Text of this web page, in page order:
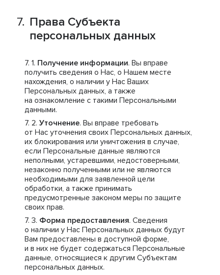
Права Субъекта
персональных данных
Получение информации. Вы вправе
получить сведения о Нас, о Нашем месте
нахождения, о наличии у Нас Ваших
Персональных данных, а также
на ознакомление с такими Персональными
данными.
Уточнение. Вы вправе требовать
от Нас уточнения своих Персональных данных,
их блокирования или уничтожения в случае,
если Персональные данные являются
неполными, устаревшими, недостоверными,
незаконно полученными или не являются
необходимыми для заявленной цели
обработки, а также принимать
предусмотренные законом меры по защите
своих прав.
Форма предоставления. Сведения
о наличии у Нас Персональных данных будут
Вам предоставлены в доступной форме,
и в них не будет содержаться Персональные
данные, относящиеся к другим Субъектам
персональных данных.